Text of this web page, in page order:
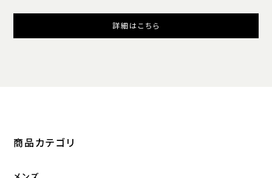
詳細はこちら
商品カテゴリ